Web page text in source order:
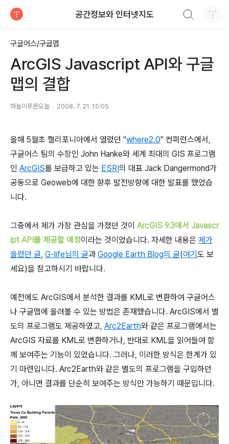
공간정보와 인터넷지도
구글어스/구글맵
ArcGIS Javascript API와 구글
맵의 결합
하늘이푸른오늘 2008. 7. 21. 15:05
올해 5월초 캘리포니아에서 열렸던 "where2.0" 컨퍼런스에서,
구글어스 팀의 수장인 John Hanke와 세계 최대의 GIS 프로그램
인 ArcGIS를 보급하고 있는 ESRI의 대표 Jack Dangermond가
공동으로 Geoweb에 대한 향후 발전방향에 대한 발표를 했었습
니다.
그중에서 제가 가장 관심을 가졌던 것이 ArcGIS 9.3에서 Javascr
ipt API를 제공할 예정이라는 것이었습니다. 자세한 내용은 제가
올렸던 글, G-life님의 글과 Google Earth Blog의 글(여기도 보
세요)을 참고하시기 바랍니다.
예전에도 ArcGIS에서 분석한 결과를 KML로 변환하여 구글어스
나 구글맵에 올려볼 수 있는 방법은 존재했습니다. ArcGIS에서 별
도의 프로그램도 제공하였고, Arc2Earth와 같은 프로그램에서는
ArcGIS 자료를 KML로 변환하거나, 반대로 KML을 읽어들여 함
께 보여주는 기능이 있었습니다. 그러나, 이러한 방식은 한계가 있
기 마련입니다. Arc2Earth와 같은 별도의 프로그램을 구입하던
가, 아니면 결과를 단순히 보여주는 방식만 가능하기 때문입니다.